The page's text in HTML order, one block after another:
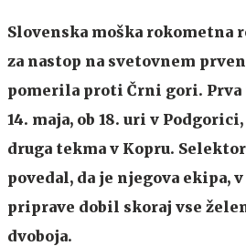
Slovenska moška rokometna
za nastop na svetovnem
pomerila proti Črni gori. Prva
14. maja, ob 18. uri v Podgorici,
druga tekma v Kopru.
povedal, da je njegova ekipa,
priprave dobil skoraj vse
dvoboja.